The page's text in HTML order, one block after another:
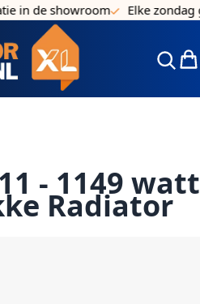
de showroom Elke zondag
- 1149 watt
Radiator